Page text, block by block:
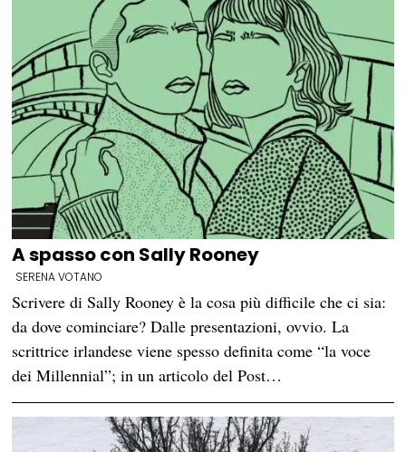
A spasso con Sally Rooney
SERENA VOTANO
Scrivere di Sally Rooney è la cosa più difficile che ci sia:
da dove cominciare? Dalle presentazioni, ovvio. La
scrittrice irlandese viene spesso definita come “la voce
dei Millennial”; in un articolo del Post…